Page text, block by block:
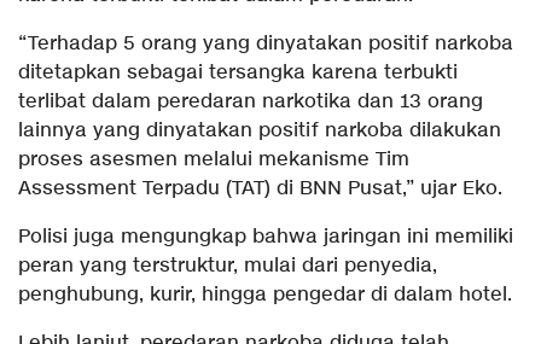
“Terhadap 5 orang yang dinyatakan positif narkoba
ditetapkan sebagai tersangka karena terbukti
terlibat dalam peredaran narkotika dan 13 orang
lainnya yang dinyatakan positif narkoba dilakukan
proses asesmen melalui mekanisme Tim
Assessment Terpadu (TAT) di BNN Pusat,” ujar Eko.
Polisi juga mengungkap bahwa jaringan ini memiliki
peran yang terstruktur, mulai dari penyedia,
penghubung, kurir, hingga pengedar di dalam hotel.